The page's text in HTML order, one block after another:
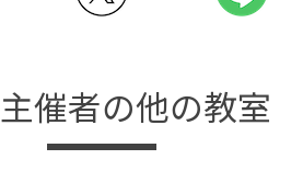
催者の他の教室